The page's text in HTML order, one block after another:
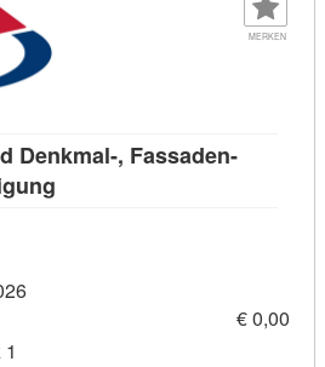
MERKEN
Denkmal-, Fassaden-
€ 0,00